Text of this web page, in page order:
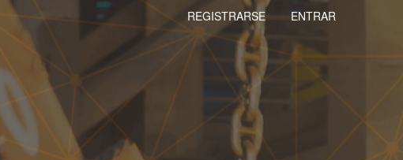
REGISTRARSE ENTRAR